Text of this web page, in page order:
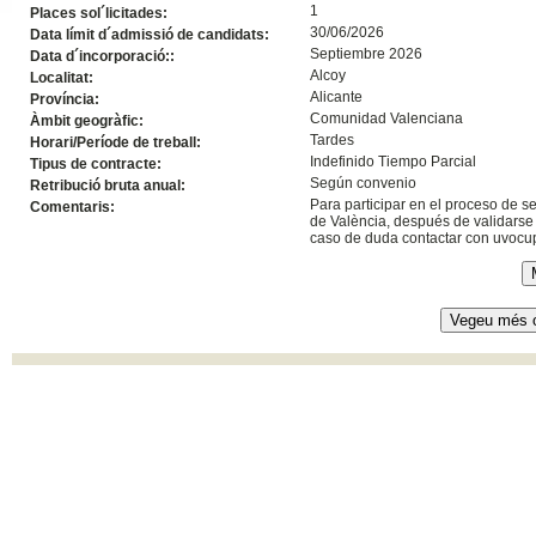
Places sol´licitades:
1
Data límit d´admissió de candidats:
30/06/2026
Data d´incorporació::
Septiembre 2026
Localitat:
Alcoy
Província:
Alicante
Àmbit geogràfic:
Comunidad Valenciana
Horari/Període de treball:
Tardes
Tipus de contracte:
Indefinido Tiempo Parcial
Retribució bruta anual:
Según convenio
Comentaris:
Para participar en el proceso de
de València, después de
caso de duda contactar con